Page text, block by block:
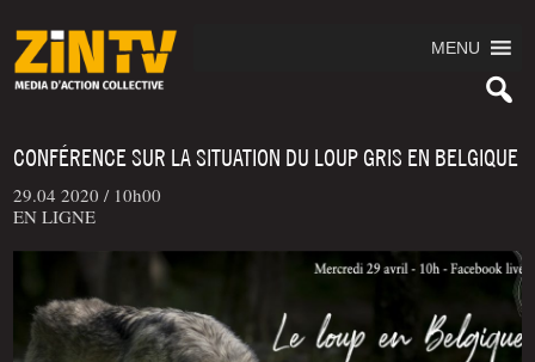
MENU
CONFÉRENCE SUR LA SITUATION DU LOUP GRIS EN BELGIQUE
29.04 2020 / 10h00
EN LIGNE